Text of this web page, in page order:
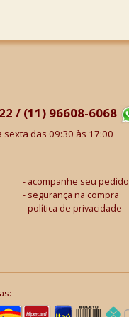
/ (11) 96608-6068
das 09:30 às 17:00
acompanhe seu pedido
segurança na compra
política de privacidade